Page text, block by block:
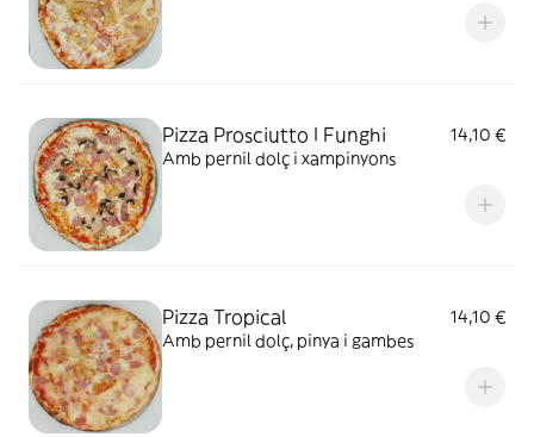
Pizza Prosciutto I Funghi
14,10 €
Amb pernil dolç i xampinyons
Pizza Tropical
14,10 €
Amb pernil dolç, pinya i gambes